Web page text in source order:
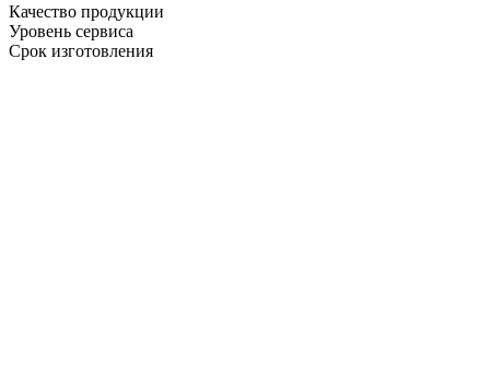
Качество продукции
Уровень сервиса
Срок изготовления